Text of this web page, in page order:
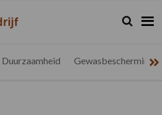
Zoeken...
Zoek
Duurzaamheid Gewasbescherming